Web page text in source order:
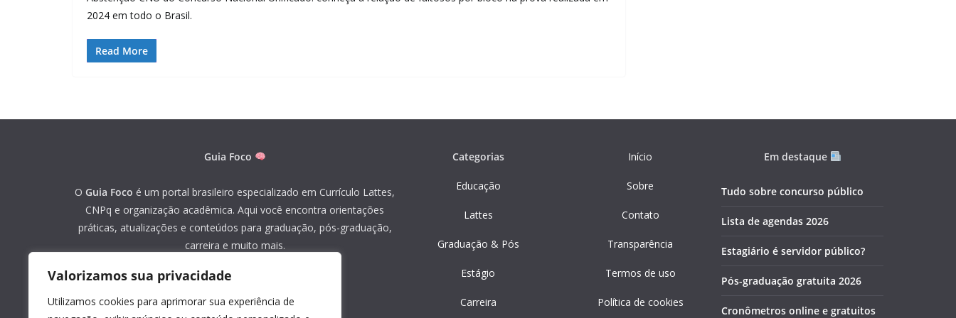
Valorizamos sua privacidade
Utilizamos cookies para aprimorar sua experiência de
2024 em todo o Brasil.
Read More
Guia Foco
O Guia Foco é um portal brasileiro especializado em Currículo Lattes,
CNPq e organização acadêmica. Aqui você encontra orientações
práticas, atualizações e conteúdos para graduação, pós-graduação,
carreira e muito mais.
«Mapa do site
Youtube
Categorias
Educação
Lattes
Graduação & Pós
Estágio
Carreira
Início
Sobre
Contato
Transparência
Termos de uso
Política de cookies
Em destaque
Tudo sobre concurso público
Lista de agendas 2026
Estagiário é servidor público?
Pós-graduação gratuita 2026
Cronômetros online e gratuitos